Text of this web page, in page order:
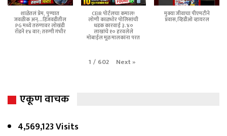
शाळेतलं प्रेम, पुण्यात
जवळीक अन्...हिंजवडीतील
PG मध्ये तरुणावर लोखंडी
रॉडने १४ वार; तरुणी गंभीर
CEIR पोर्टलचा कमाल!
लोणी काळभोर पोलिसांची
धडक कारवाई ३.४०
लाखांचे १० हरवलेले
मोबाईल मूळ मालकांना परत
मुक्या जीवाचा पीएमटीने
प्रवास,व्हिडीओ व्हायरल
1 / 602 Next»
एकूण वाचक
4,569,123 Visits